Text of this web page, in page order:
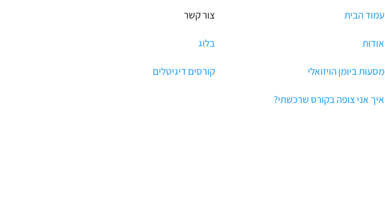
צור קשר
בלוג
קורסים דיגיטלים
עמוד הבית
אודות
מסעות ביומן הויזואלי
איך אני צופה בקורס שרכשתי?